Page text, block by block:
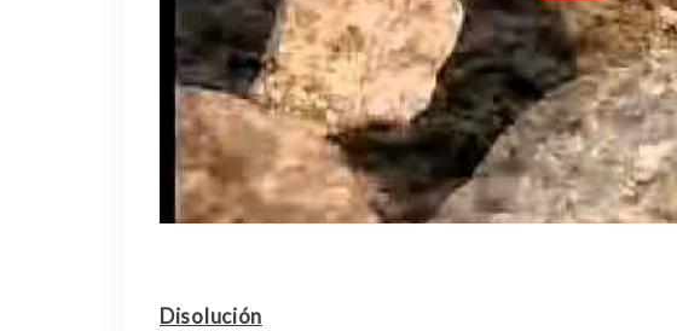
Disolución